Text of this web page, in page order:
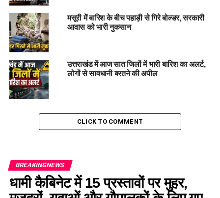
मसूरी में बारिश के बीच पहाड़ी से गिरे बोल्डर, सरकारी
आवास को भारी नुकसान
उत्तराखंड में आज सात जिलों में भारी बारिश का अलर्ट,
लोगों से सावधानी बरतने की अपील
CLICK TO COMMENT
BREAKINGNEWS
धामी कैबिनेट में 15 प्रस्तावों पर मुहर,